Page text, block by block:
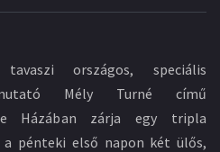
országos, speciális
Mély Turné című
Házában zárja egy tripla
pénteki első napon két ülős,